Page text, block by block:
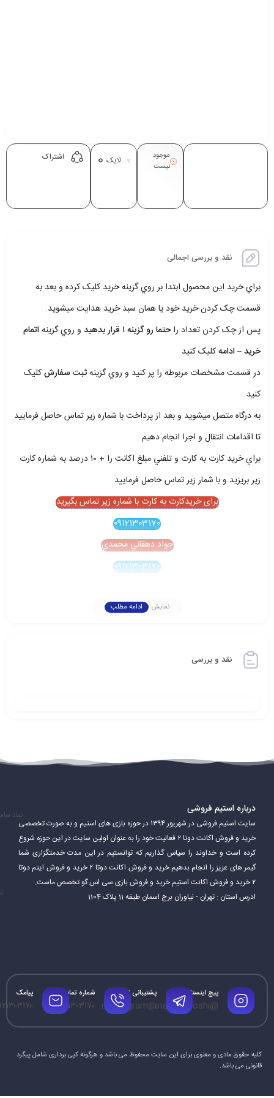
موجود
نیست
لایک 0 اشتراک
نقد و بررسی اجمالی
براي خريد اين محصول ابتدا بر روي گزينه خريد کليک کرده و بعد به
قسمت چک کردن خريد خود يا همان سبد خريد هدايت ميشويد.
پس از چک کردن تعداد راحتما رو گزينه ۱ قرار بدهيد و روي گزينهاتمام
خريد – ادامهکليک کنيد
در قسمت مشخصات مربوطه را پر کنيد و روي گزينهثبت سفارشکليک
کنيد
به درگاه متصل ميشويد و بعد از پرداخت با شماره زير تماس حاصل فرماييد
تا اقدامات انتقال و اجرا انجام دهيم
براي خريد کارت به کارت و تلفني مبلغ اکانت را + ۱۰ درصد به شماره کارت
زير بريزيد و با شمار زير تماس حاصل فرماييد
برای خریدکارت به کارت با شماره زیر تماس بگیرید
09121303170
جواد دهقاني محمدي
09121303170
نمایش ادامه مطلب
نقد و بررسی
درباره استیم فروشی
سایت استیم فروشی در شهریور ۱۳۹۴ در حوزه بازی های استیم و به صورت تخصصی
خرید و فروش اکانت دوتا ۲ فعالیت خود را به عنوان اولین سایت در این حوزه شروع
کرده است و خداوند را سپاس گذاریم که توانستیم در این مدت خدمتگزاری شما
گیمر های عزیز را انجام بدهیم.خرید و فروش اکانت دوتا ۲ خرید و فروش ایتم دوتا
۲ خرید و فروش اکانت استیم خرید و فروش بازی سی اس گو تخصص ماست.
ادرس استان : تهران - نیاوران برج اسمان طبقه 11 پلاک 1104
نماد
پیج اینستاگرام
@steamforoshi
پشتیبانی تلگرام
@mrtelegram
شماره تماس
۰۹۱۲۱۳۰۳۱۷۰
پیامک
کلیه حقوق مادی و معنوی برای این سایت محفوظ می باشد و هرگونه کپی برداری شامل پیگرد
قانونی می باشد.